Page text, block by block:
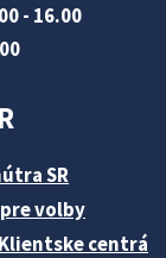
- 16.00
SR
volby
centrá